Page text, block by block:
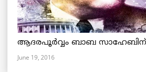
ആദരപൂര്‍വ്വം ബാബ സാഹേബിന്
June 19, 2016